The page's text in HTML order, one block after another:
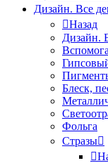
Дизайн. Все
Назад
Дизайн.
Блеск,
Фольга
Стразы